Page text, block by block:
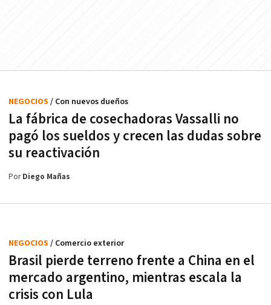
La fábrica de cosechadoras Vassalli no
pagó los sueldos y crecen las dudas sobre
su reactivación
NEGOCIOS / Con nuevos dueños
PorDiego Mañas
Brasil pierde terreno frente a China en el
mercado argentino, mientras escala la
crisis con Lula
NEGOCIOS / Comercio exterior